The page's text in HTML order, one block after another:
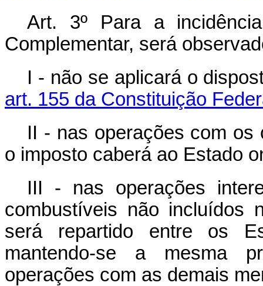
Art. 3º Para a
Complementar, será
I - não se aplicará o
art. 155 da Constituição
II - nas operações com os
o imposto caberá ao Estado
III - nas operações
combustíveis não
será repartido entre os
mantendo-se a mesma
operações com as demais